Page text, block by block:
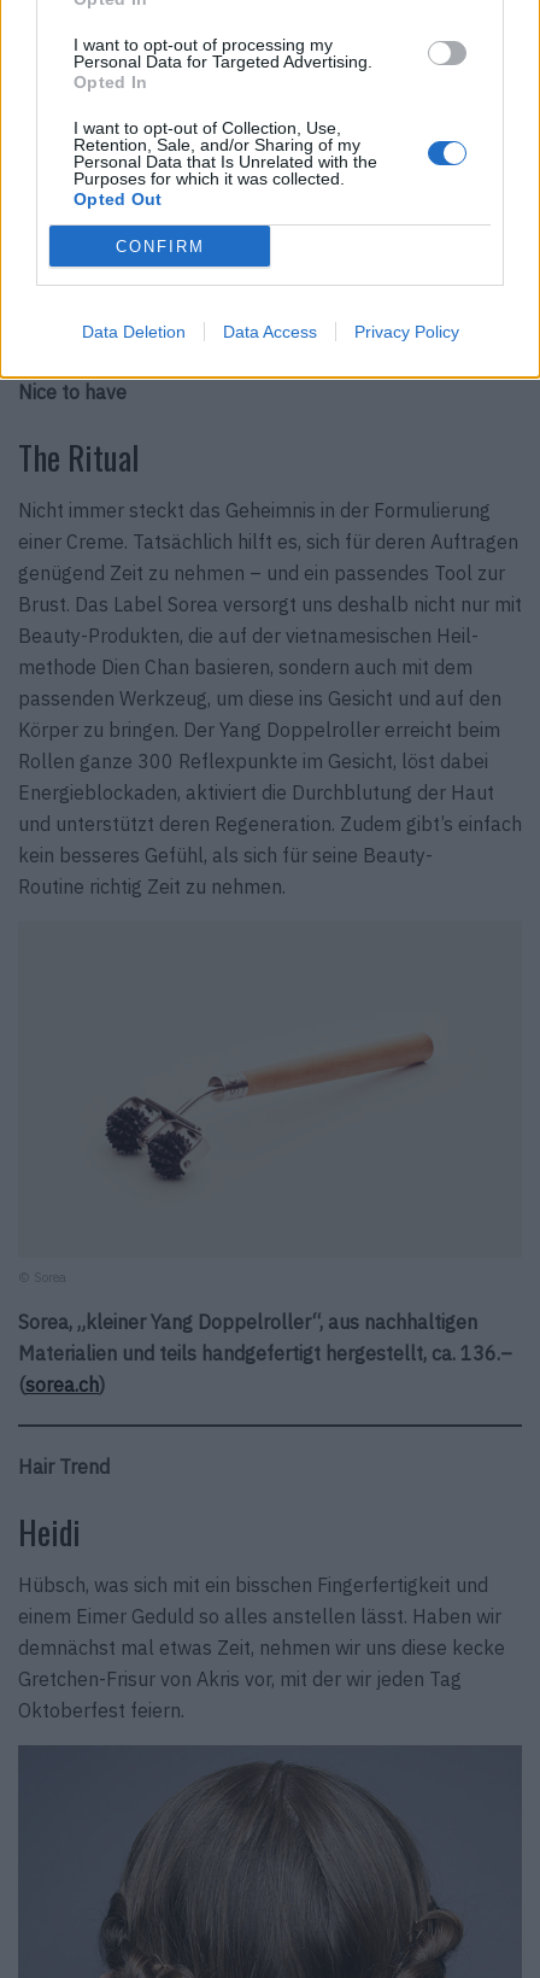
I want to opt-out of processing my
Personal Data for Targeted Advertising.
Opted In
I want to opt-out of Collection, Use,
Retention, Sale, and/or Sharing of my
Personal Data that Is Unrelated with the
Purposes for which it was collected.
Opted Out
CONFIRM
Data Deletion Data Access Privacy Policy
The Soap and the Sea, handgemachte Stückseife, 100 g,
Nice to have
The Ritual
Nicht immer steckt das Geheimnis in der Formu­lierung
einer Creme. Tatsächlich hilft es, sich für deren Auftragen
genügend Zeit zu nehmen – und ein passendes Tool zur
Brust. Das Label Sorea versorgt uns deshalb nicht nur mit
Beauty-Produkten, die auf der vietnamesischen Heil­
methode Dien Chan basieren, sondern auch mit dem
passenden Werkzeug, um diese ins Gesicht und auf den
Körper zu bringen. Der Yang Doppelroller erreicht beim
Rollen ganze 300 Reflexpunkte im Gesicht, löst dabei
Energie­blockaden, aktiviert die Durchblutung der Haut
und unterstützt deren Regeneration. Zudem gibt’s einfach
kein besseres Gefühl, als sich für seine Beauty-
Routine richtig Zeit zu nehmen.
© Sorea
Sorea, „kleiner Yang Doppelroller“, aus nachhaltigen
Materialien und teils handgefertigt hergestellt, ca. 136.–
(sorea.ch)
Hair Trend
Heidi
Hübsch, was sich mit ein bisschen Fingerfertigkeit und
einem Eimer Geduld so alles anstellen lässt. Haben wir
demnächst mal etwas Zeit, nehmen wir uns diese kecke
Gretchen-Frisur von Akris vor, mit der wir jeden Tag
Oktoberfest feiern.